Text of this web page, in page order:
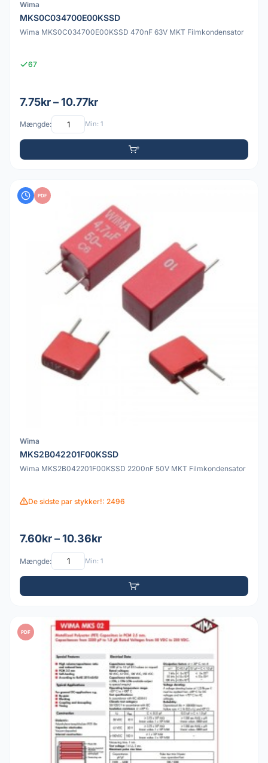
Wima
MKS0C034700E00KSSD
Wima MKS0C034700E00KSSD 470nF 63V MKT Filmkondensator
67
7.75kr – 10.77kr
Mængde: Min: 1
PDF
Wima
MKS2B042201F00KSSD
Wima MKS2B042201F00KSSD 2200nF 50V MKT Filmkondensator
De sidste par stykker!: 2496
7.60kr – 10.36kr
Mængde: Min: 1
PDF